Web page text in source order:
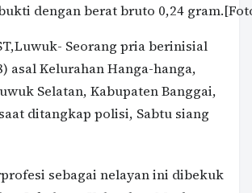
dengan berat bruto 0,24
Seorang pria berinisial
asal Kelurahan Hanga-hanga,
Selatan, Kabupaten Banggai,
ditangkap polisi, Sabtu siang
sebagai nelayan ini dibekuk